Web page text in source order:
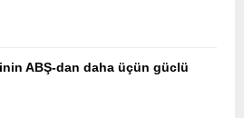
ABŞ-dan daha üçün güclü